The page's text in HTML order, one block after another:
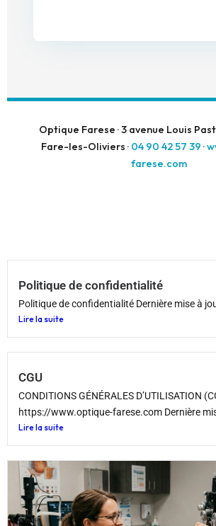
Optique Farese · 3 avenue Louis
Fare-les-Oliviers · 04 90 42 57 39 ·
farese.com
Politique de confidentialité
Politique de confidentialité Dernière mise à
Lire la suite
CGU
CONDITIONS GÉNÉRALES D’UTILISATION
https://www.optique-farese.com Dernière
Lire la suite